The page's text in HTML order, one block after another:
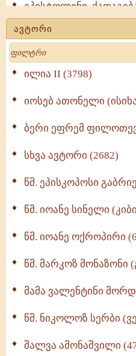
ეპისტოლენი,
(723)
მოძღვრის ძალზე
მრევლისათვის (545)
Wisdomge (514)
ქადაგებანი გაბრიელ
სულიერი ცხოვრების
ნაწილი II (369)
ავტორი
Search
ილია II (3798)
იოსებ ათონელი
ბერი ეფრემ
სხვა ავტორი (2682)
წმ. ეპისკოპოსი
წმ. იოანე სინელი
წმ. იოანე ოქროპირი
წმ. მარკოზ მონაზონი
მამა ვალენტინი
წმ. ნიკოლოზ სერბი
შალვა ამონაშვილი